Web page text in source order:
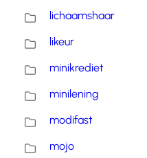
lichaamshaar
likeur
minikrediet
minilening
modifast
mojo